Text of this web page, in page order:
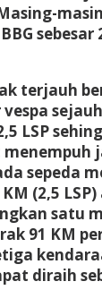
sebesar
terjauh
LSP
sepeda
(2,5
satu
91 KM
diraih